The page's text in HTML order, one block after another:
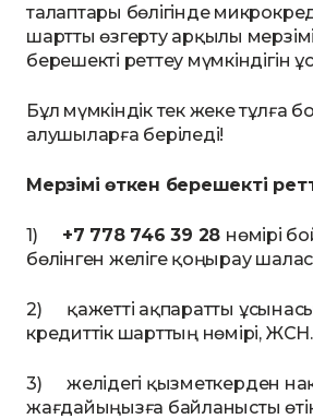
талаптары бөлігінде
шартты өзгерту арқылы
берешекті реттеу мүмкіндігін
Бұл мүмкіндік тек жеке тұлға
алушыларға беріледі!
Мерзімі өткен берешекті
1) +7 778 746 39 28 нөмірі
бөлінген желіге қоңырау
2) қажетті ақпаратты
кредиттік шарттың нөмірі, ЖСН.
3) желідегі қызметкерден
жағдайыңызға байланысты